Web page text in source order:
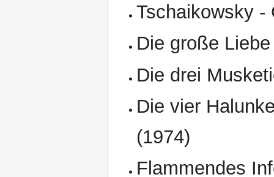
Tschaikowsky -
Die große
Die drei
Die vier
(1974)
Flammendes